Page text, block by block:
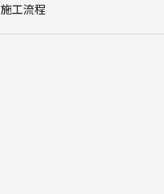
施工流程